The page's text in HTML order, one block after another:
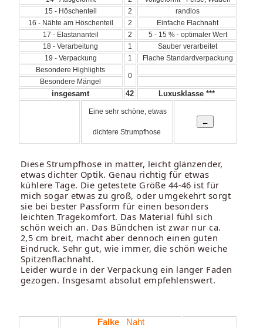
15 - Höschenteil
2
randlos
16 - Nähte am Höschenteil
2
Einfache Flachnaht
17 - Elastananteil
2
5 - 15 % - optimaler Wert
18 - Verarbeitung
1
Sauber verarbeitet
19 - Verpackung
1
Flache Standardverpackung
Besondere Highlights
0
Besondere Mängel
insgesamt 42 Luxusklasse ***
Eine sehr schöne, etwas
dichtere Strumpfhose
Diese Strumpfhose in matter, leicht glänzender,
etwas dichter Optik. Genau richtig für etwas
kühlere Tage. Die getestete Größe 44-46 ist für
mich sogar etwas zu groß, oder umgekehrt sorgt
sie bei bester Passform für einen besonders
leichten Tragekomfort. Das Material fühl sich
schön weich an. Das Bündchen ist zwar nur ca.
2,5 cm breit, macht aber dennoch einen guten
Eindruck. Sehr gut, wie immer, die schön weiche
Spitzenflachnaht.
Leider wurde in der Verpackung ein langer Faden
gezogen. Insgesamt absolut empfehlenswert.
FalkeNaht